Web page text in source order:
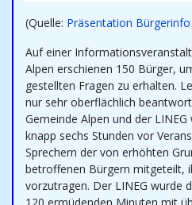
(Quelle: Präsentation
Auf einer
Alpen erschienen 150 Bürger,
gestellten Fragen zu erhalten.
nur sehr oberflächlich
Gemeinde Alpen und der
knapp sechs Stunden vor
Sprechern der von erhöhten
betroffenen Bürgern mitgeteilt,
vorzutragen. Der LINEG wurde
120 ermüdenden Minuten mit